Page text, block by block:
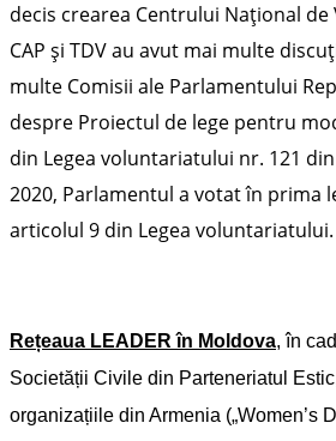
decis crearea Centrului Național
CAP și TDV au avut mai multe
multe Comisii ale Parlamentului
despre Proiectul de lege pentru
din Legea voluntariatului nr. 121
2020, Parlamentul a votat în prima
articolul 9 din Legea voluntariatului.
Rețeaua LEADER în Moldova, în
Societății Civile din Parteneriatul
organizațiile din Armenia („Women’s